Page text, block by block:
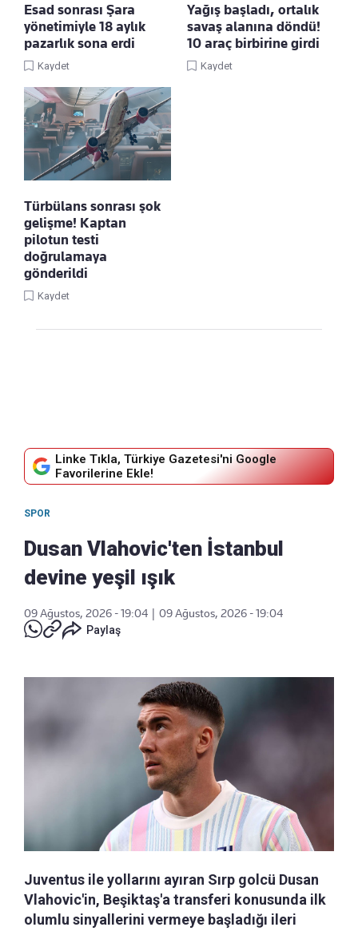
Esad sonrası Şara
yönetimiyle 18 aylık
pazarlık sona erdi
Kaydet
Yağış başladı, ortalık
savaş alanına döndü!
10 araç birbirine girdi
Kaydet
Türbülans sonrası şok
gelişme! Kaptan
pilotun testi
doğrulamaya
gönderildi
Kaydet
Linke Tıkla, Türkiye Gazetesi'ni Google
Favorilerine Ekle!
SPOR
Dusan Vlahovic'ten İstanbul
devine yeşil ışık
09 Ağustos, 2026 - 19:04 | 09 Ağustos, 2026 - 19:04
Paylaş
Juventus ile yollarını ayıran Sırp golcü Dusan
Vlahovic'in, Beşiktaş'a transferi konusunda ilk
olumlu sinyallerini vermeye başladığı ileri